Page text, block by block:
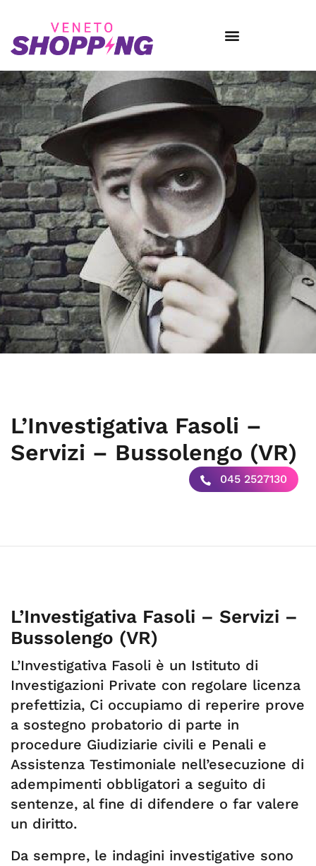
L’Investigativa Fasoli –
Servizi – Bussolengo (VR)
045 2527130
L’Investigativa Fasoli – Servizi –
Bussolengo (VR)
L’Investigativa Fasoli è un Istituto di
Investigazioni Private con regolare licenza
prefettizia, Ci occupiamo di reperire prove
a sostegno probatorio di parte in
procedure Giudiziarie civili e Penali e
Assistenza Testimoniale nell’esecuzione di
adempimenti obbligatori a seguito di
sentenze, al fine di difendere o far valere
un diritto.
Da sempre, le indagini investigative sono